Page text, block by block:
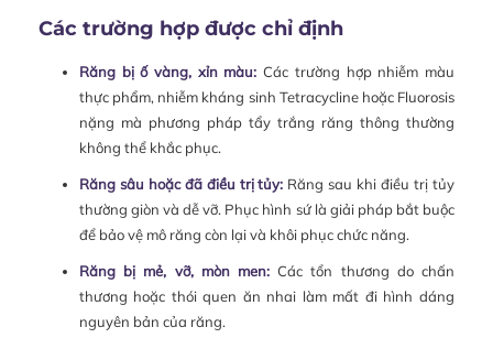
Các trường hợp được chỉ định
Răng bị ố vàng, xỉn màu: Các trường hợp nhiễm màu
thực phẩm, nhiễm kháng sinh Tetracycline hoặc Fluorosis
nặng mà phương pháp tẩy trắng răng thông thường
không thể khắc phục.
Răng sâu hoặc đã điều trị tủy: Răng sau khi điều trị tủy
thường giòn và dễ vỡ. Phục hình sứ là giải pháp bắt buộc
để bảo vệ mô răng còn lại và khôi phục chức năng.
Răng bị mẻ, vỡ, mòn men:Các tổn thương do chấn
thương hoặc thói quen ăn nhai làm mất đi hình dáng
nguyên bản của răng.